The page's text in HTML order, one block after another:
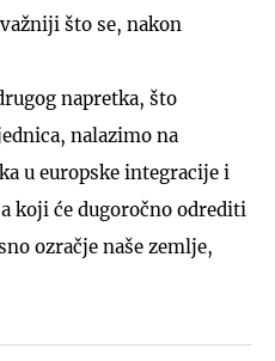
što se, nakon
napretka, što
nalazimo na
u europske integracije i
koji će dugoročno odrediti
ozračje naše zemlje,